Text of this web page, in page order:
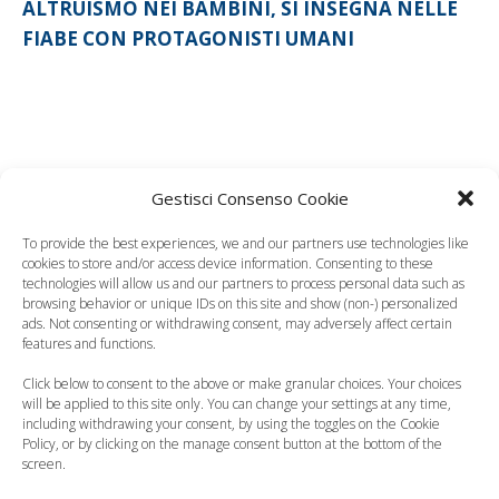
Gestisci Consenso Cookie
To provide the best experiences, we and our partners use technologies like
cookies to store and/or access device information. Consenting to these
technologies will allow us and our partners to process personal data such as
browsing behavior or unique IDs on this site and show (non-) personalized
ads. Not consenting or withdrawing consent, may adversely affect certain
features and functions.
Click below to consent to the above or make granular choices. Your choices
will be applied to this site only. You can change your settings at any time,
including withdrawing your consent, by using the toggles on the Cookie
Policy, or by clicking on the manage consent button at the bottom of the
screen.
ALTRUISMO NEI BAMBINI, SI INSEGNA NELLE
FIABE CON PROTAGONISTI UMANI
Leggi anche:
contemporanee,
specchio del mondo
che cambia
Storie della
buonanotte per
bambine ribelli, il…